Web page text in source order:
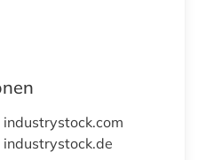
industrystock.com
industrystock.de